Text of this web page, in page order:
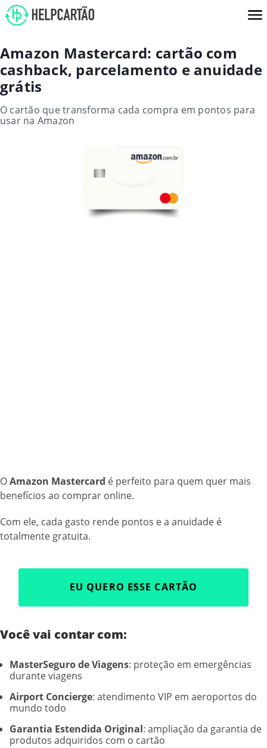
Amazon Mastercard: cartão com
cashback, parcelamento e anuidade
grátis
O cartão que transforma cada compra em pontos para
usar na Amazon
OAmazon Mastercard é perfeito para quem quer mais
benefícios ao comprar online.
Com ele, cada gasto rende pontos e a anuidade é
totalmente gratuita.
EU QUERO ESSE CARTÃO
Você vai contar com:
MasterSeguro de Viagens: proteção em emergências
durante viagens
Airport Concierge: atendimento VIP em aeroportos do
mundo todo
Garantia Estendida Original: ampliação da garantia de
produtos adquiridos com o cartão